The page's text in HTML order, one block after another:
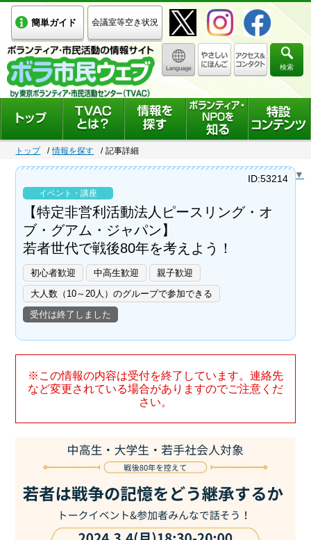
簡単ガイド 会議室等空き状況
検索
トップ 情報を探す 記事詳細
Select Language ▼
イベント・講座
【特定非営利活動法人ピースリング・オ
ブ・グアム・ジャパン】
若者世代で戦後80年を考えよう！
初心者歓迎 中高生歓迎
親子歓迎
大人数（10～20人）のグループで参加できる
受付は終了しました
ID:53214
※この情報の内容は受付を終了しています。連絡先
など変更されている場合がありますのでご注意くだ
さい。